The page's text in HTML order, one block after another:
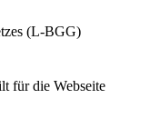
(L-BGG)
für die Webseite